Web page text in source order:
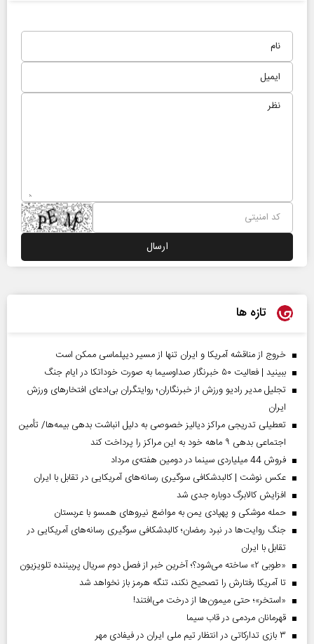
تازه ها
خروج از مناقشه آمریکا و ایران تنها از مسیر دیپلماسی ممکن است
ببینید | فعالیت ۵۰ خبرنگار صداوسیما به صورت خوداتکا در ایام جنگ
تجلیل مدیر رادیو ورزش از خبرنگاران؛ روایتگران بی‌ادعای افتخارهای ورزش
ایران
تعطیلی تدریجی مراکز دیالیز خصوصی به دلیل انباشت بدهی بیمه‌ها/ تأمین
اجتماعی بدهی ۹ ماهه خود به این مراکز را پرداخت کند
فروش 44 میلیاردی سینما در دومین هفته‌ی مرداد
عکس نوشت | کالبدشکافی سوگیری رسانه‌های آمریکایی در تقابل با ایران
افزایش کالابرگ دوباره جدی شد
حمله موشکی و پهپادی یمن به مواضع نیروهای همسو با عربستان
جنگ روایت‌ها در نبرد رمضان؛ کالبدشکافی سوگیری رسانه‌های آمریکایی در
تقابل با ایران
«طوبی ۲» ساخته می‌شود؟؛ آخرین خبر از فصل دوم سریال پربیننده تلویزیون
تا آمریکا رفتارش را تصحیح نکند، تنگه هرمز باز نخواهد شد
«استخر»‌‌؛ حتی میمون‌ها از درخت می‌افتند!
قهرمانان مردمی در قاب سیما
۳ بازی تدارکاتی در انتظار تیم ملی ایران در فیفادی مهر